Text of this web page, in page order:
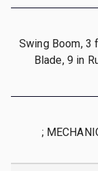
Swing Boom, 3
Blade, 9 in